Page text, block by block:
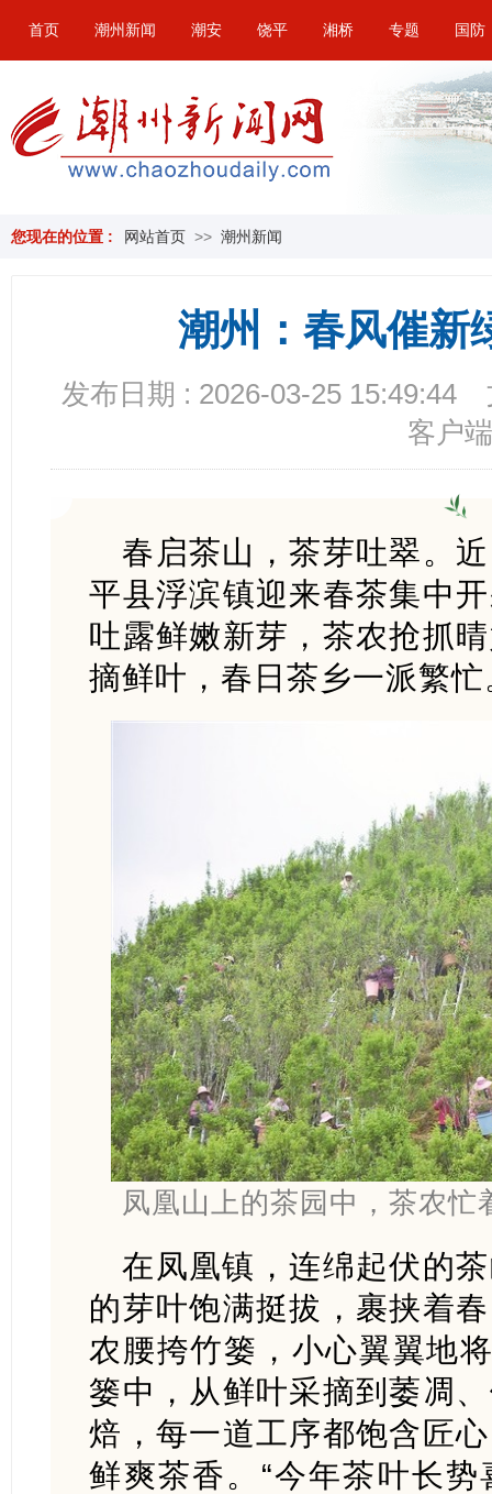
首页 潮州新闻 潮安 饶平 湘桥 专题 国防
您现在的位置 : 网站首页 >> 潮州新闻
潮州：春风催新
发布日期 : 2026-03-25 15:49:44
客户端
春启茶山，茶芽吐翠。
平县浮滨镇迎来春茶集中
吐露鲜嫩新芽，茶农抢抓
摘鲜叶，春日茶乡一派繁忙
凤凰山上的茶园中，茶农
在凤凰镇，连绵起伏的
的芽叶饱满挺拔，裹挟着
农腰挎竹篓，小心翼翼地
篓中，从鲜叶采摘到萎凋
焙，每一道工序都饱含匠
鲜爽茶香。“今年茶叶长